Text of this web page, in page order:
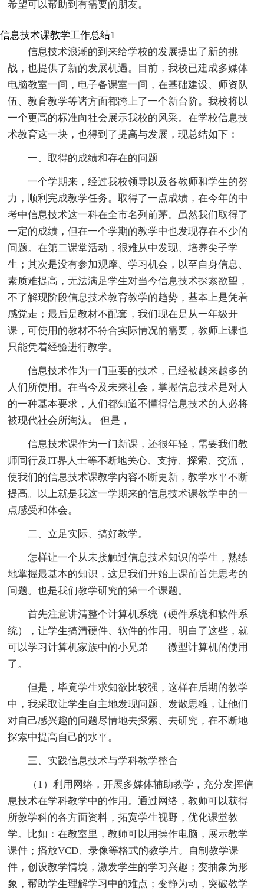
希望可以帮助到有需要的朋友。
信息技术课教学工作总结1
信息技术浪潮的到来给学校的发展提出了新的挑
战，也提供了新的发展机遇。目前，我校已建成多媒体
电脑教室一间，电子备课室一间，在基础建设、师资队
伍、教育教学等诸方面都跨上了一个新台阶。我校将以
一个更高的标准向社会展示我校的风采。在学校信息技
术教育这一块，也得到了提高与发展，现总结如下：
一、取得的成绩和存在的问题
一个学期来，经过我校领导以及各教师和学生的努
力，顺利完成教学任务。取得了一点成绩，在今年的中
考中信息技术这一科在全市名列前茅。虽然我们取得了
一定的成绩，但在一个学期的教学中也发现存在不少的
问题。在第二课堂活动，很难从中发现、培养尖子学
生；其次是没有参加观摩、学习机会，以至自身信息、
素质难提高，无法满足学生对当今信息技术探索欲望，
不了解现阶段信息技术教育教学的趋势，基本上是凭着
感觉走；最后是教材不配套，我们现在是从一年级开
课，可使用的教材不符合实际情况的需要，教师上课也
只能凭着经验进行教学。
信息技术作为一门重要的技术，已经被越来越多的
人们所使用。在当今及未来社会，掌握信息技术是对人
的一种基本要求，人们都知道不懂得信息技术的人必将
被现代社会所淘汰。 但是，
信息技术课作为一门新课，还很年轻，需要我们教
师同行及IT界人士等不断地关心、支持、探索、交流，
使我们的信息技术课教学内容不断更新，教学水平不断
提高。以上就是我这一学期来的信息技术课教学中的一
点感受和体会。
二、立足实际、搞好教学。
怎样让一个从未接触过信息技术知识的学生，熟练
地掌握最基本的知识，这是我们开始上课前首先思考的
问题。也是我们教学研究的第一个课题。
首先注意讲清整个计算机系统（硬件系统和软件系
统），让学生搞清硬件、软件的作用。明白了这些，就
可以学习计算机家族中的小兄弟——微型计算机的使用
了。
但是，毕竟学生求知欲比较强，这样在后期的教学
中，我采取让学生自主地发现问题、发散思维，让他们
对自己感兴趣的问题尽情地去探索、去研究，在不断地
探索中提高自己的水平。
三、实践信息技术与学科教学整合
（1）利用网络，开展多媒体辅助教学，充分发挥信
息技术在学科教学中的作用。通过网络，教师可以获得
所教学科的各方面资料，拓宽学生视野，优化课堂教
学。比如：在教室里，教师可以用操作电脑，展示教学
课件；播放VCD、录像等格式的教学片。自制教学课
件，创设教学情境，激发学生的学习兴趣；变抽象为形
象，帮助学生理解学习中的难点；变静为动，突破教学